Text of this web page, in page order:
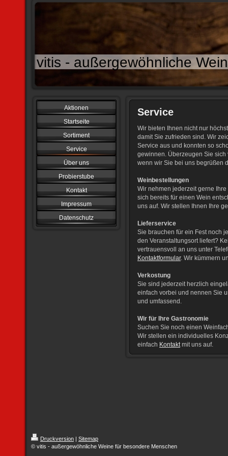
vitis - außergewöhnliche
Aktionen
Startseite
Sortiment
Service
Über uns
Probierstube
Kontakt
Impressum
Datenschutz
Service
Wir bieten Ihnen nicht nur
damit Sie zufrieden sind. Wir
Service aus und konnten so
gewinnen. Überzeugen Sie
wenn wir Sie bei uns begrüßen
Weinbestellungen
Wir nehmen jederzeit gerne
sich bereits für einen Wein
uns auf. Wir stellen Ihnen Ihre
Lieferservice
Sie brauchen für ein Fest noch
den Veranstaltungsort liefert?
vertrauensvoll an uns unter
Kontaktformular. Wir kümmern
Verkostung
Sie sind jederzeit herzlich
einfach vorbei und nennen Sie
und umfassend.
Wir für Ihre Gastronomie
Suchen Sie noch einen
Wir stellen ein individuelles
einfach Kontaktmit uns auf.
Druckversion | Sitemap
© vitis - außergewöhnliche Weine für besondere Menschen